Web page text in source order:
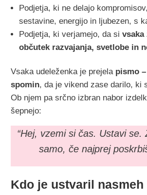
Podjetja, ki ne delajo
sestavine, energijo in ljubezen, s
Podjetja, ki verjamejo, da sivsaka
občutek razvajanja, svetlobe in
Vsaka udeleženka je prejela pismo
spomin, da je vikend zase darilo, ki
Ob njem pa srčno izbran nabor
šepnejo:
“Hej, vzemi si čas. Ustavi se.
samo, če najprej
Kdo je ustvaril nasmeh